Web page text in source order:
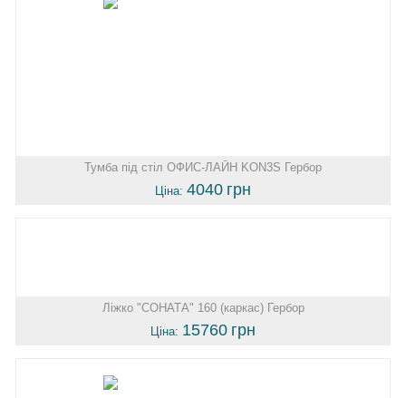
Тумба під стіл ОФИС-ЛАЙН KON3S Гербор
Ціна: 4040 грн
Ліжко "СОНАТА" 160 (каркас) Гербор
Ціна: 15760 грн